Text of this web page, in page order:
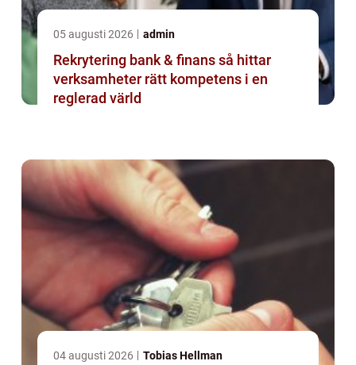
05 augusti 2026 admin
Rekrytering bank & finans så hittar
verksamheter rätt kompetens i en
reglerad värld
04 augusti 2026 Tobias Hellman